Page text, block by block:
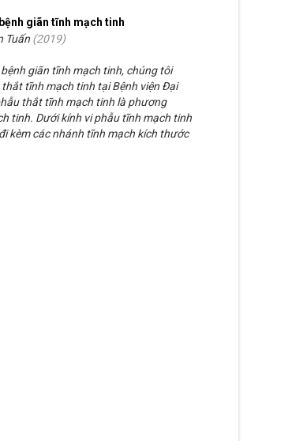
giãn tĩnh mạch tinh
Tuấn (2019)
giãn tĩnh mạch tinh, chúng tôi
tĩnh mạch tinh tại Bệnh viện Đại
thắt tĩnh mạch tinh là phương
tinh. Dưới kính vi phẫu tĩnh mạch tinh
kèm các nhánh tĩnh mạch kích thước